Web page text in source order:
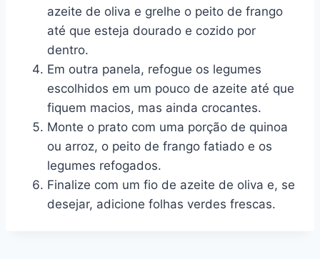
azeite de oliva e grelhe o peito de frango
até que esteja dourado e cozido por
dentro.
Em outra panela, refogue os legumes
escolhidos em um pouco de azeite até que
fiquem macios, mas ainda crocantes.
Monte o prato com uma porção de quinoa
ou arroz, o peito de frango fatiado e os
legumes refogados.
Finalize com um fio de azeite de oliva e, se
desejar, adicione folhas verdes frescas.